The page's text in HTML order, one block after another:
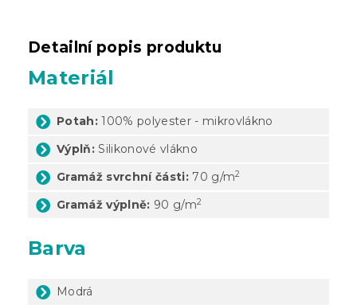
Detailní popis produktu
Materiál
Potah: 100% polyester - mikrovlákno
Výplň: Silikonové vlákno
Gramáž svrchní části: 70 g/m2
Gramáž výplně: 90 g/m2
Barva
Modrá